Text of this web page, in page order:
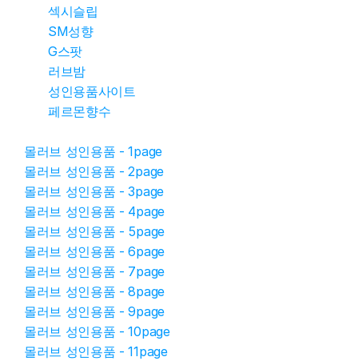
섹시슬립
SM성향
G스팟
러브밤
성인용품사이트
페르몬향수
몰러브 성인용품 - 1page
몰러브 성인용품 - 2page
몰러브 성인용품 - 3page
몰러브 성인용품 - 4page
몰러브 성인용품 - 5page
몰러브 성인용품 - 6page
몰러브 성인용품 - 7page
몰러브 성인용품 - 8page
몰러브 성인용품 - 9page
몰러브 성인용품 - 10page
몰러브 성인용품 - 11page